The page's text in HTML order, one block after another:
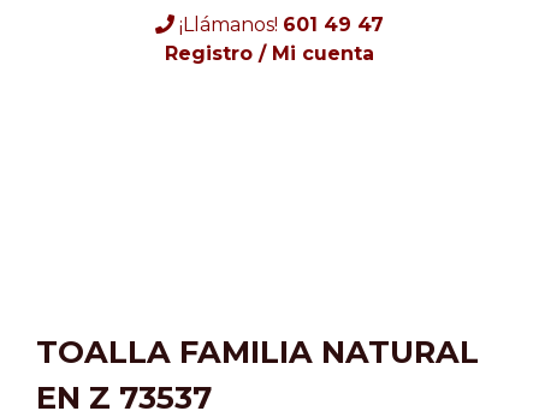
¡Llámanos! 601 49 47
Registro / Mi cuenta
TOALLA FAMILIA NATURAL
EN Z 73537